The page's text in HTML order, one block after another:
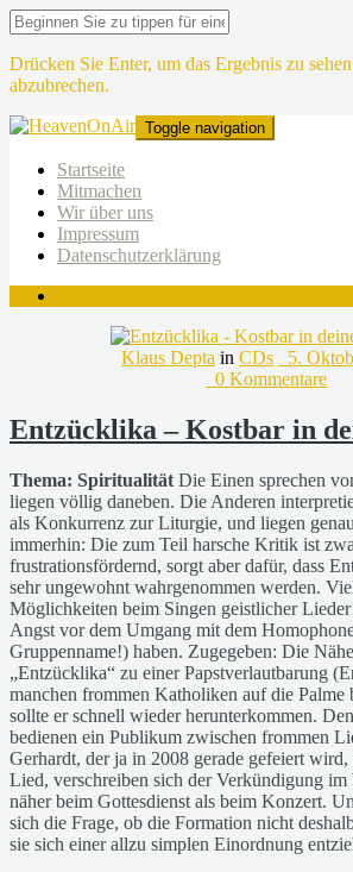
Drücken Sie Enter, um das Ergebnis zu
abzubrechen.
Toggle navigation
Startseite
Mitmachen
Wir über uns
Impressum
Datenschutzerklärung
Klaus Depta in CDs
5.
0 Kommentare
Entzücklika – Kostbar in
Thema: Spiritualität Die Einen sprechen
liegen völlig daneben. Die Anderen
als Konkurrenz zur Liturgie, und liegen
immerhin: Die zum Teil harsche Kritik ist
frustrationsfördernd, sorgt aber dafür, dass
sehr ungewohnt wahrgenommen werden.
Möglichkeiten beim Singen geistlicher
Angst vor dem Umgang mit dem
Gruppenname!) haben. Zugegeben: Die
„Entzücklika“ zu einer Papstverlautbarung
manchen frommen Katholiken auf die
sollte er schnell wieder herunterkommen.
bedienen ein Publikum zwischen frommen
Gerhardt, der ja in 2008 gerade gefeiert
Lied, verschreiben sich der Verkündigung im
näher beim Gottesdienst als beim Konzert.
sich die Frage, ob die Formation nicht
sie sich einer allzu simplen Einordnung